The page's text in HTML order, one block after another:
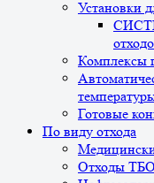
Установки
Комплексы
Готовые
По виду отхода
Отходы